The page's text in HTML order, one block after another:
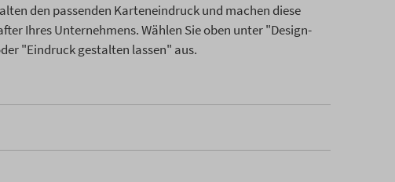
den passenden Karteneindruck und machen diese
Ihres Unternehmens. Wählen Sie oben unter "Design-
"Eindruck gestalten lassen" aus.